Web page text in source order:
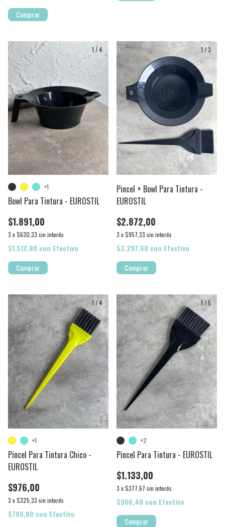
Comprar
1/4
Bowl Para Tintura - EUROSTIL
$1.891,00
3 x$630,33 sin interés
$1.512,80 con Efectivo
+1
Comprar
1/3
Pincel + Bowl Para Tintura -
EUROSTIL
$2.872,00
3 x$957,33 sin interés
$2.297,60 con Efectivo
1/4
Pincel Para Tintura Chico -
EUROSTIL
$976,00
3 x$325,33 sin interés
$780,80 con Efectivo
+1
1/5
Pincel Para Tintura - EUROSTIL
$1.133,00
3 x$377,67 sin interés
$906,40 con Efectivo
+2
Comprar